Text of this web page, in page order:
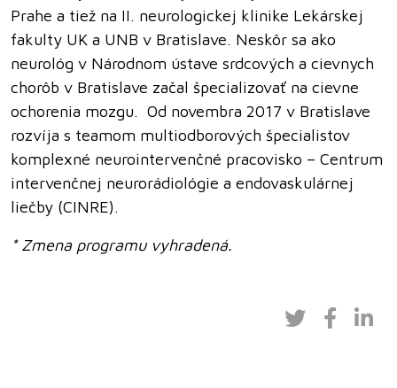
Prahe a tiež na II. neurologickej klinike Lekárskej
fakulty UK a UNB v Bratislave. Neskôr sa ako
neurológ v Národnom ústave srdcových a cievnych
chorôb v Bratislave začal špecializovať na cievne
ochorenia mozgu. Od novembra 2017 v Bratislave
rozvíja s teamom multiodborových špecialistov
komplexné neurointervenčné pracovisko – Centrum
intervenčnej neurorádiológie a endovaskulárnej
liečby (CINRE).
* Zmena programu vyhradená.